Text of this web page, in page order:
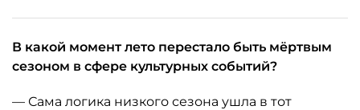
В какой момент лето перестало быть мёртвым
сезоном в сфере культурных событий?
— Сама логика низкого сезона ушла в тот